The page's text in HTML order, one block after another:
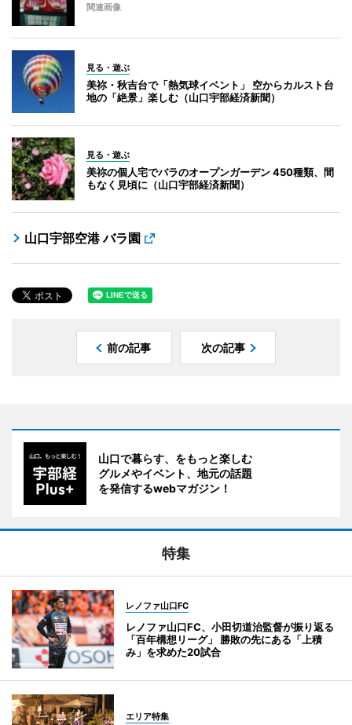
関連画像
見る・遊ぶ
美祢・秋吉台で「熱気球イベント」 空からカルスト台
地の「絶景」楽しむ（山口宇部経済新聞）
見る・遊ぶ
美祢の個人宅でバラのオープンガーデン 450種類、間
もなく見頃に（山口宇部経済新聞）
山口宇部空港 バラ園
前の記事 次の記事
山口で暮らす、をもっと楽しむ
グルメやイベント、地元の話題
を発信するwebマガジン！
特集
レノファ山口FC
レノファ山口FC、小田切道治監督が振り返る
「百年構想リーグ」 勝敗の先にある「上積
み」を求めた20試合
エリア特集